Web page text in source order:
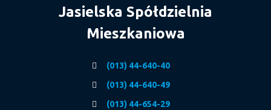
Jasielska Spółdzielnia
Mieszkaniowa
(013) 44-640-40
(013) 44-640-49
(013) 44-654-29